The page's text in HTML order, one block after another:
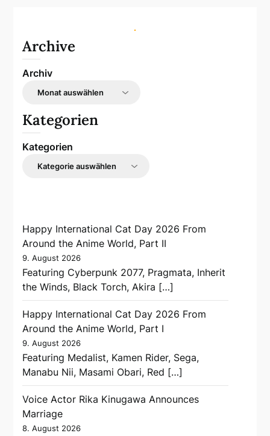
Archive
Archiv
Kategorien
Kategorien
Happy International Cat Day 2026 From
Around the Anime World, Part II
9. August 2026
Featuring Cyberpunk 2077, Pragmata, Inherit
the Winds, Black Torch, Akira […]
Happy International Cat Day 2026 From
Around the Anime World, Part I
9. August 2026
Featuring Medalist, Kamen Rider, Sega,
Manabu Nii, Masami Obari, Red […]
Voice Actor Rika Kinugawa Announces
Marriage
8. August 2026